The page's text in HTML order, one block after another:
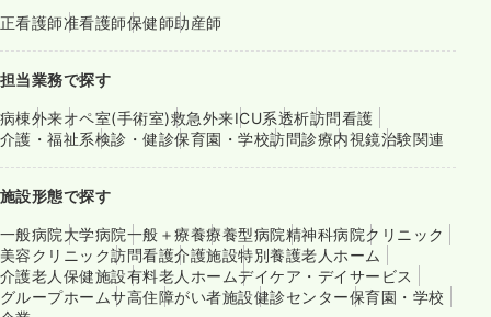
正看護師准看護師保健師助産師
担当業務で探す
病棟外来オペ室(手術室)救急外来ICU系透析訪問看護
介護・福祉系検診・健診保育園・学校訪問診療内視鏡治験関連
施設形態で探す
一般病院大学病院一般＋療養療養型病院精神科病院クリニック
美容クリニック訪問看護介護施設特別養護老人ホーム
介護老人保健施設有料老人ホームデイケア・デイサービス
グループホームサ高住障がい者施設健診センター保育園・学校